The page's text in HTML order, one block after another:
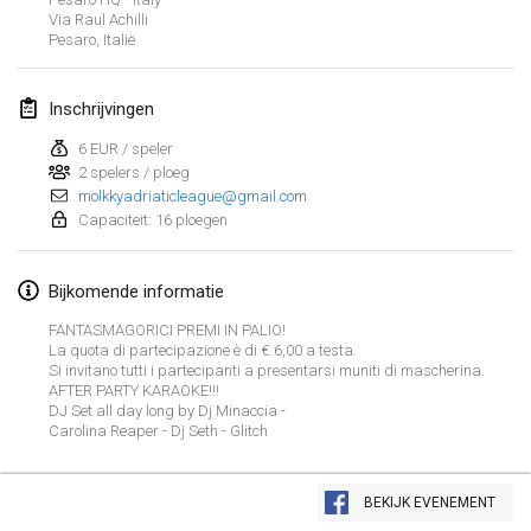
Weergave lijst
Via Raul Achilli
Pesaro, Italië
Inschrijvingen
6 EUR / speler
2 spelers / ploeg
molkkyadriaticleague@gmail.com
Capaciteit: 16 ploegen
Bijkomende informatie
FANTASMAGORICI PREMI IN PALIO!
La quota di partecipazione è di € 6,00 a testa.
Si invitano tutti i partecipanti a presentarsi muniti di mascherina.
AFTER PARTY KARAOKE!!!
DJ Set all day long by Dj Minaccia -
Carolina Reaper - Dj Seth - Glitch
BEKIJK EVENEMENT
GEANNULEERD
Open de Boulay Triplette
Tournoi du printemps confiné
9 apr. 2021|Frankrijk
10 apr. 2021|Frankrijk
Halové MČR Trojnásobný - Czech Indoor Triple
10 apr. 2021|Tsjechië
GEANNULEERD
Doublette du Molkkamis